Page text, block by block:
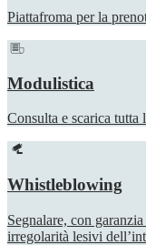
Piattafroma per la
Modulistica
Consulta e scarica
Whistleblowing
Segnalare, con
irregolarità lesivi